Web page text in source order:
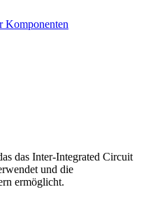
Komponenten
das Inter-Integrated Circuit
und die
ermöglicht.